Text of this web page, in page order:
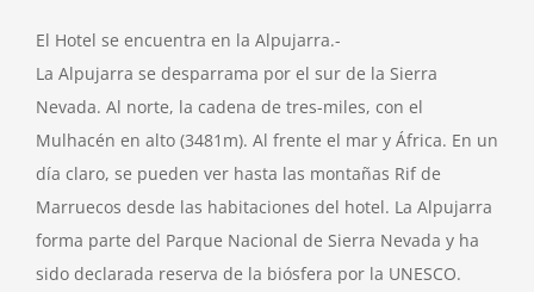
El Hotel se encuentra en la Alpujarra.-
La Alpujarra se desparrama por el sur de la Sierra
Nevada. Al norte, la cadena de tres-miles, con el
Mulhacén en alto (3481m). Al frente el mar y África. En un
día claro, se pueden ver hasta las montañas Rif de
Marruecos desde las habitaciones del hotel. La Alpujarra
forma parte del Parque Nacional de Sierra Nevada y ha
sido declarada reserva de la biósfera por la UNESCO.